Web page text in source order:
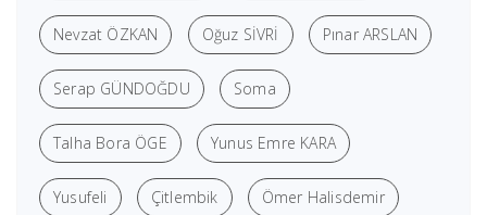
Nevzat ÖZKAN Oğuz SİVRİ Pınar ARSLAN
Serap GÜNDOĞDU Soma
Talha Bora ÖGE Yunus Emre KARA
Yusufeli Çitlembik Ömer Halisdemir